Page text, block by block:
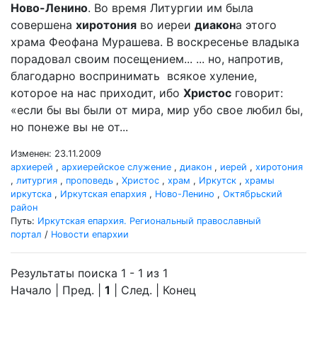
Ново-Ленино. Во время Литургии им была
совершена хиротония во иереи диакона этого
храма Феофана Мурашева. В воскресенье владыка
порадовал своим посещением... ... но, напротив,
благодарно воспринимать всякое хуление,
которое на нас приходит, ибо Христос говорит:
«если бы вы были от мира, мир убо свое любил бы,
но понеже вы не от...
Изменен: 23.11.2009
архиерей , архиерейское служение , диакон , иерей , хиротония
, литургия , проповедь , Христос , храм , Иркутск , храмы
иркутска , Иркутская епархия , Ново-Ленино , Октябрьский
район
Путь: Иркутская епархия. Региональный православный
портал / Новости епархии
Результаты поиска 1 - 1 из 1
Начало | Пред. | 1 | След. | Конец